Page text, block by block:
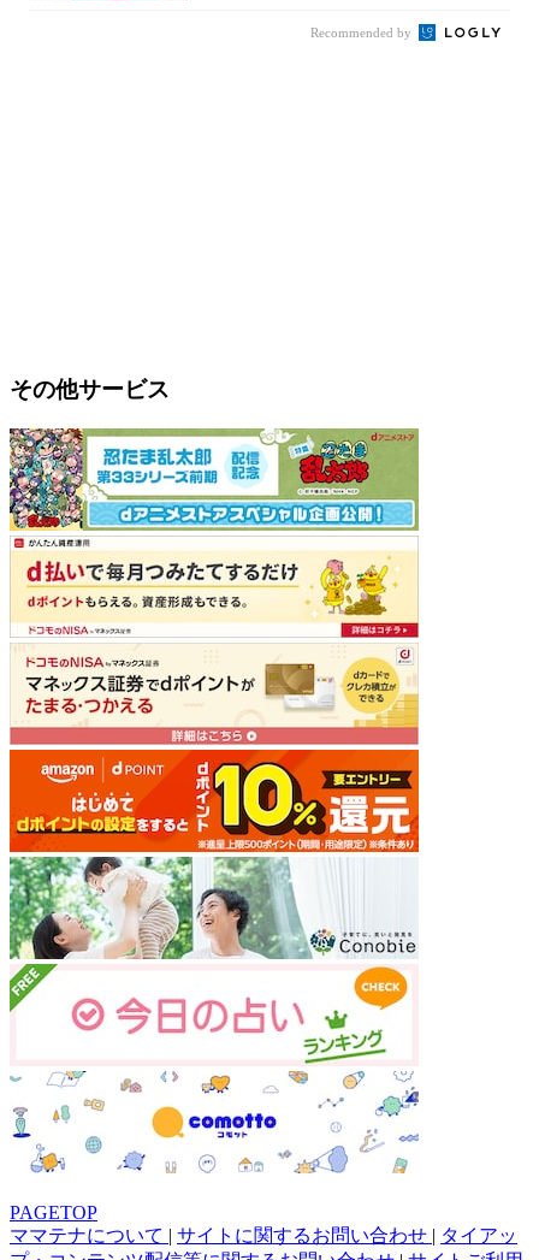
Recommended by
その他サービス
PAGETOP
ママテナについて | サイトに関するお問い合わせ | タイアッ